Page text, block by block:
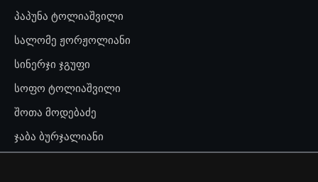
პაპუნა ტოლიაშვილი
სალომე ჟორჟოლიანი
სინერჯი ჯგუფი
სოფო ტოლიაშვილი
შოთა მოდებაძე
ჯაბა ბურჯალიანი